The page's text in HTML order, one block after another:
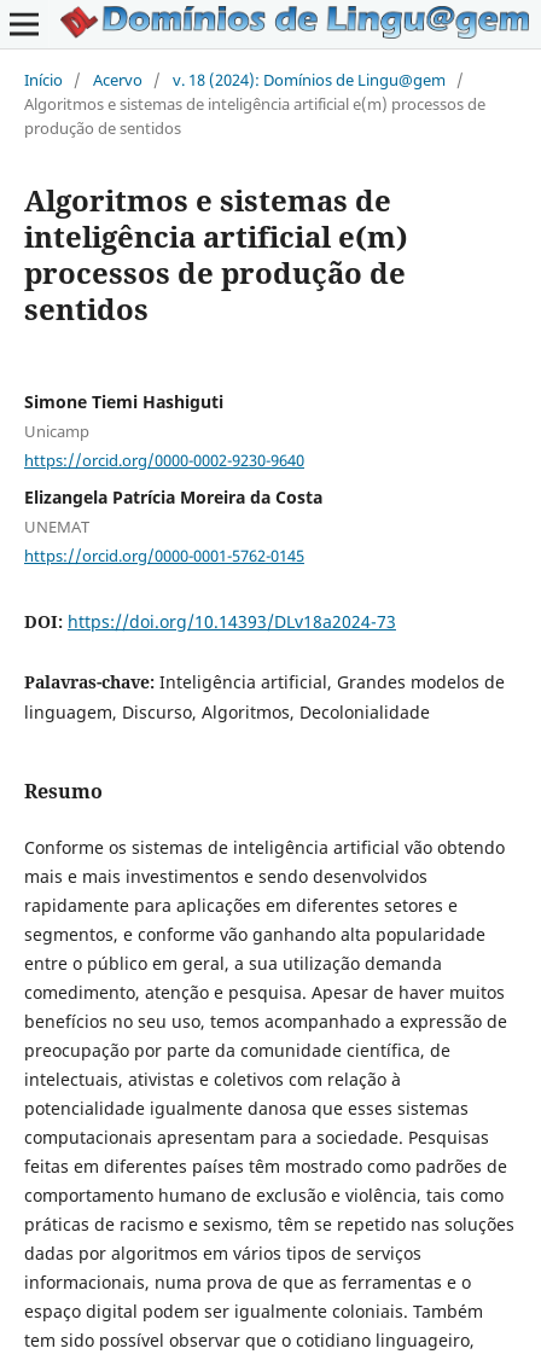
Início / Acervo / v. 18 (2024): Domínios de Lingu@gem /
Algoritmos e sistemas de inteligência artificial e(m) processos de
produção de sentidos
Algoritmos e sistemas de
inteligência artificial e(m)
processos de produção de
sentidos
Simone Tiemi Hashiguti
Unicamp
https://orcid.org/0000-0002-9230-9640
Elizangela Patrícia Moreira da Costa
UNEMAT
https://orcid.org/0000-0001-5762-0145
DOI: https://doi.org/10.14393/DLv18a2024-73
Palavras-chave: Inteligência artificial, Grandes modelos de
linguagem, Discurso, Algoritmos, Decolonialidade
Resumo
Conforme os sistemas de inteligência artificial vão obtendo
mais e mais investimentos e sendo desenvolvidos
rapidamente para aplicações em diferentes setores e
segmentos, e conforme vão ganhando alta popularidade
entre o público em geral, a sua utilização demanda
comedimento, atenção e pesquisa. Apesar de haver muitos
benefícios no seu uso, temos acompanhado a expressão de
preocupação por parte da comunidade científica, de
intelectuais, ativistas e coletivos com relação à
potencialidade igualmente danosa que esses sistemas
computacionais apresentam para a sociedade. Pesquisas
feitas em diferentes países têm mostrado como padrões de
comportamento humano de exclusão e violência, tais como
práticas de racismo e sexismo, têm se repetido nas soluções
dadas por algoritmos em vários tipos de serviços
informacionais, numa prova de que as ferramentas e o
espaço digital podem ser igualmente coloniais. Também
tem sido possível observar que o cotidiano linguageiro,